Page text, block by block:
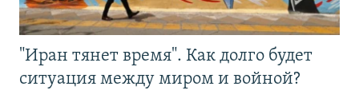
"Иран тянет время". Как долго будет
ситуация между миром и войной?